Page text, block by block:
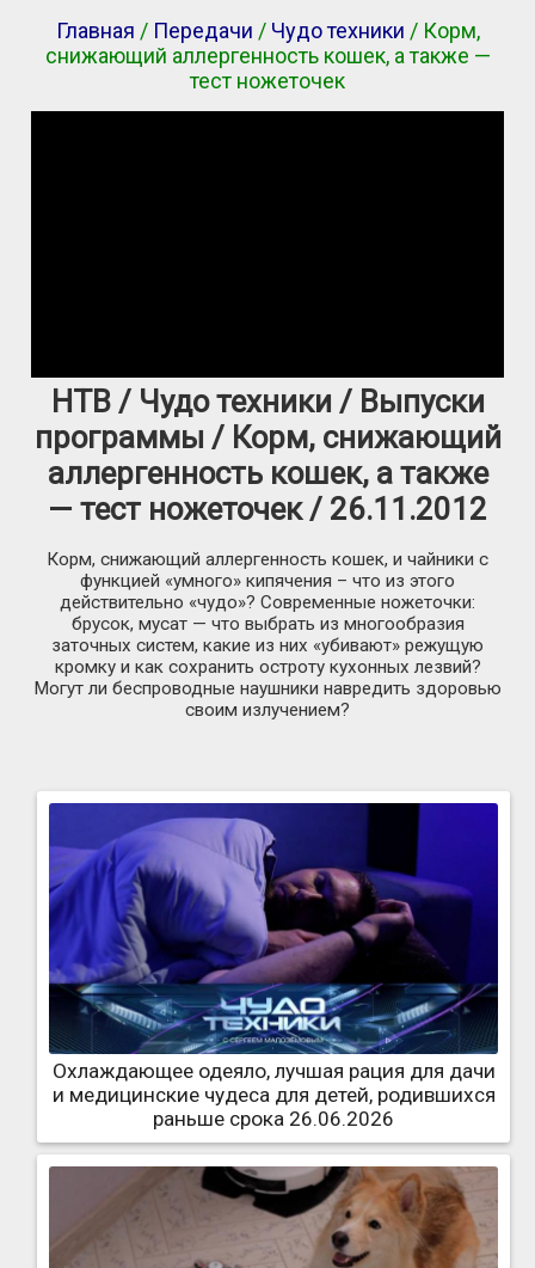
Главная / Передачи / Чудо техники / Корм,
снижающий аллергенность кошек, а также —
тест ножеточек
НТВ / Чудо техники / Выпуски
программы / Корм, снижающий
аллергенность кошек, а также
— тест ножеточек / 26.11.2012
Корм, снижающий аллергенность кошек, и чайники с
функцией «умного» кипячения – что из этого
действительно «чудо»? Современные ножеточки:
брусок, мусат — что выбрать из многообразия
заточных систем, какие из них «убивают» режущую
кромку и как сохранить остроту кухонных лезвий?
Могут ли беспроводные наушники навредить здоровью
своим излучением?
Охлаждающее одеяло, лучшая рация для дачи
и медицинские чудеса для детей, родившихся
раньше срока 26.06.2026